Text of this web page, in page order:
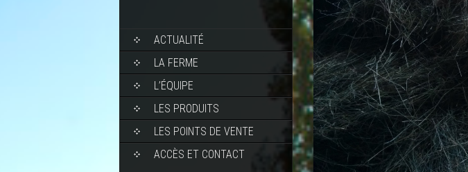
ACTUALITÉ
LA FERME
L’ÉQUIPE
LES PRODUITS
LES POINTS DE VENTE
ACCÈS ET CONTACT